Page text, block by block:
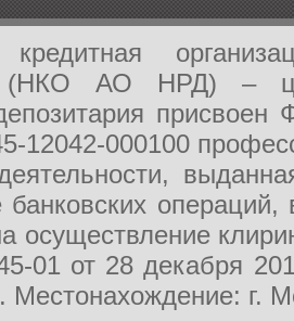
кредитная
(НКО АО НРД) –
12042-000100
деятельности,
банковских
осуществление
01 от 28 декабря
Местонахождение: г.